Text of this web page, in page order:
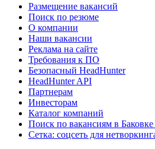
Размещение вакансий
Поиск по резюме
О компании
Наши вакансии
Реклама на сайте
Требования к ПО
Безопасный HeadHunter
HeadHunter API
Партнерам
Инвесторам
Каталог компаний
Поиск по вакансиям в
Сетка: соцсеть для